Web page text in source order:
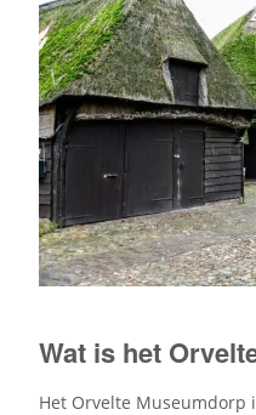
Wat is het
Het Orvelte Museumdorp